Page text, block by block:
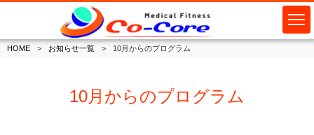
HOME お知らせ一覧 10月からのプログラム
10月からのプログラム